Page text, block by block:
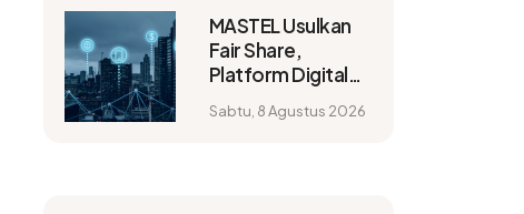
1.200mm
MASTEL Usulkan
Fair Share,
Platform Digital
Ikut Bangun
Sabtu, 8 Agustus 2026